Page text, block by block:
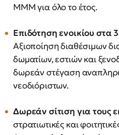
ΜΜΜ για όλο το έτος.
Επιδότηση ενοικίου στα
Αξιοποίηση διαθέσιμων
δωματίων, εστιών και
δωρεάν στέγαση
νεοδιόριστων.
Δωρεάν σίτιση για τους
στρατιωτικές και